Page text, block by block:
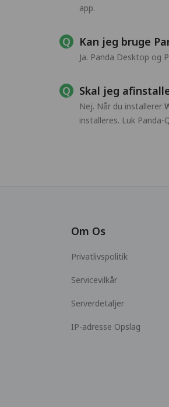
app.
Kan jeg bruge
Ja. Panda Desktop og
Skal jeg
Nej. Når du installerer
installeres. Luk
Om Os
Privatlivspolitik
Servicevilkår
Serverdetaljer
IP-adresse Opslag